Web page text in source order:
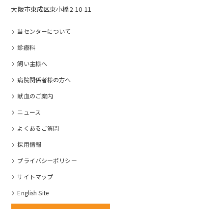
大阪市東成区東小橋2-10-11
当センターについて
診療科
飼い主様へ
病院関係者様の⽅へ
献血のご案内
ニュース
よくあるご質問
採⽤情報
プライバシーポリシー
サイトマップ
English Site